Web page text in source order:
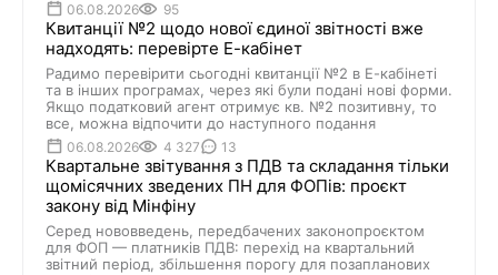
06.08.2026 95
Квитанції №2 щодо нової єдиної звітності вже
надходять: перевірте Е-кабінет
Радимо перевірити сьогодні квитанції №2 в Е-кабінеті
та в інших програмах, через які були подані нові форми.
Якщо податковий агент отримує кв. №2 позитивну, то
все, можна відпочити до наступного подання
06.08.2026 4 327 13
Квартальне звітування з ПДВ та складання тільки
щомісячних зведених ПН для ФОПів: проєкт
закону від Мінфіну
Серед нововведень, передбачених законопроєктом
для ФОП — платників ПДВ: перехід на квартальний
звітний період, збільшення порогу для позапланових